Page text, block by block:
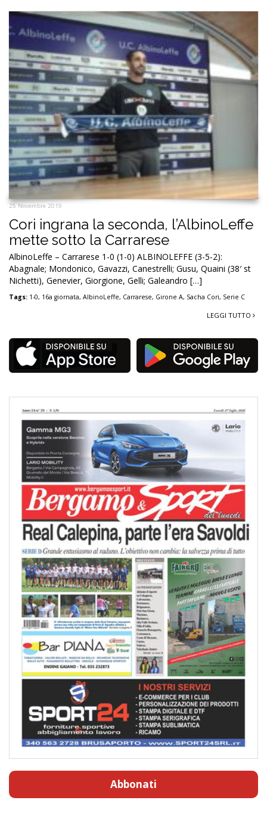
25 Novembre 2019
Cori ingrana la seconda, l’AlbinoLeffe
mette sotto la Carrarese
AlbinoLeffe – Carrarese 1-0 (1-0) ALBINOLEFFE (3-5-2):
Abagnale; Mondonico, Gavazzi, Canestrelli; Gusu, Quaini (38′ st
Nichetti), Genevier, Giorgione, Gelli; Galeandro […]
Tags: 1-0, 16a giornata, AlbinoLeffe, Carrarese, Girone A, Sacha Cori, Serie C
LEGGI TUTTO
Abbonati